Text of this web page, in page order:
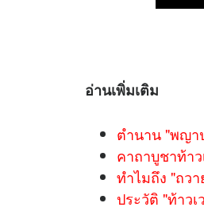
อ่านเพิ่มเติม
ตำนาน "พญา
คาถาบูชาท้า
ทำไมถึง "ถว
ประวัติ "ท้าว